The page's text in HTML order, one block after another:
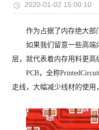
2020-01-02 15:00:10
作为占据了内存绝大部
如果我们留意一些高端
层，就代表着内存用料更
PCB，全称
走线，大幅减少线材的使用